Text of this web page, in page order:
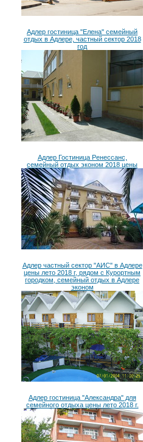
Адлер гостиница "Елена" семейный
отдых в Адлере, частный сектор 2018
год
Адлер Гостиница Ренессанс,
семейный отдых эконом 2018 цены
Адлер частный сектор "АИС" в Адлере
цены лето 2018 г, рядом с Курортным
городком, семейный отдых в Адлере
эконом
Адлер гостиница "Александра" для
семейного отдыха цены лето 2018 г.